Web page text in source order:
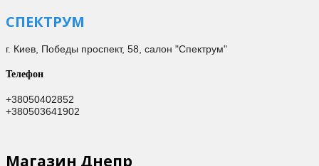
СПЕКТРУМ
г. Киев, Победы проспект, 58, салон "Спектрум"
Телефон
+38050402852
+380503641902
Магазин Днепр